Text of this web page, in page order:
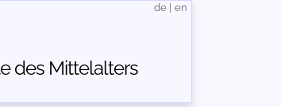
des Mittelalters
de en